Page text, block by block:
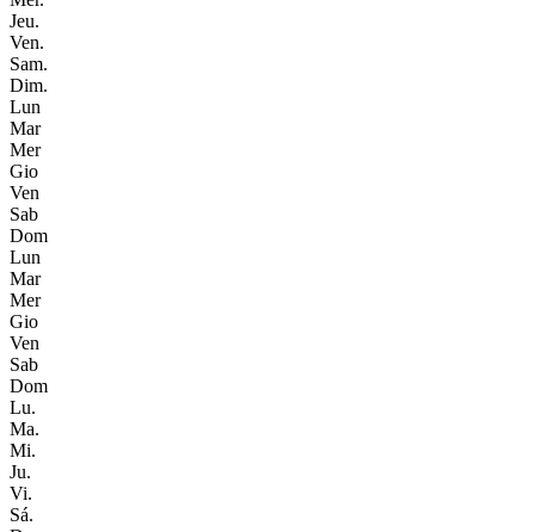
Jeu.
Ven.
Sam.
Dim.
Lun
Mar
Mer
Gio
Ven
Sab
Dom
Lun
Mar
Mer
Gio
Ven
Sab
Dom
Lu.
Ma.
Mi.
Ju.
Vi.
Sá.